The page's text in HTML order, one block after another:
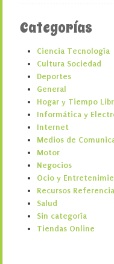
Categorías
Ciencia Tecnología
Cultura Sociedad
Deportes
General
Hogar y Tiempo
Informática y
Internet
Medios de
Motor
Negocios
Ocio y
Recursos
Salud
Sin categoría
Tiendas Online